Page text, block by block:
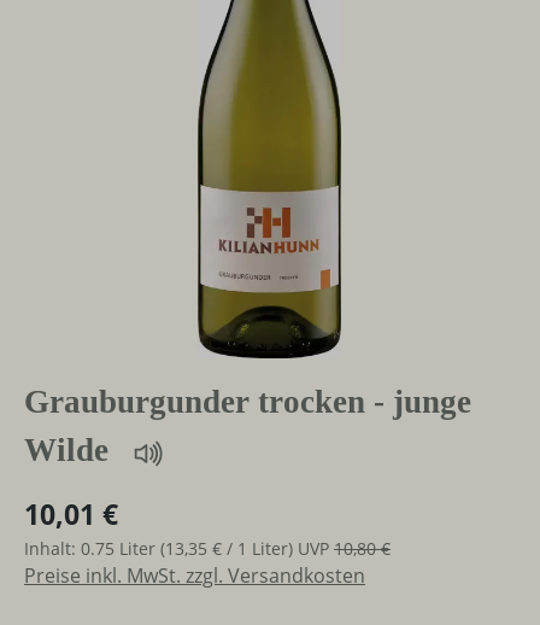
Grauburgunder trocken - junge
Wilde
10,01 €
Inhalt: 0.75 Liter (13,35 € / 1 Liter) UVP 10,80 €
Preise inkl. MwSt. zzgl. Versandkosten